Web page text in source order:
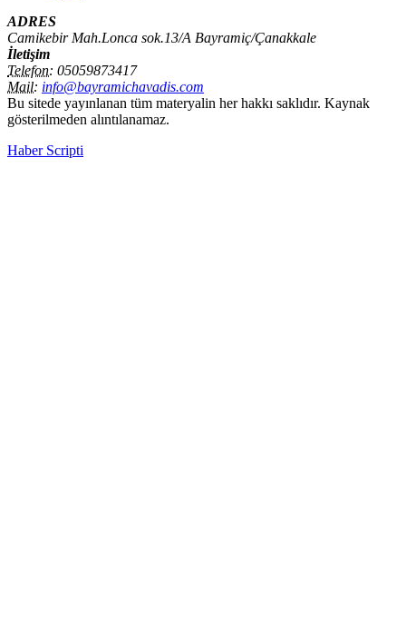
ADRES
Camikebir Mah.Lonca sok.13/A Bayramiç/Çanakkale
İletişim
Telefon: 05059873417
Mail: info@bayramichavadis.com
Bu sitede yayınlanan tüm materyalin her hakkı saklıdır. Kaynak
gösterilmeden alıntılanamaz.
Haber Scripti